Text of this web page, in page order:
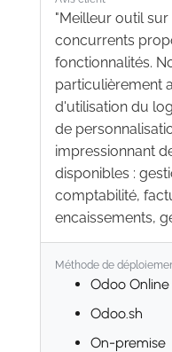
"Meilleur outil
concurrents
fonctionnalités.
particulièrement
d'utilisation du
de
impressionnant
disponibles :
comptabilité,
encaissements,
de blogs & sites
ressources
Méthode de
Odoo Online
Odoo.sh
On-premise